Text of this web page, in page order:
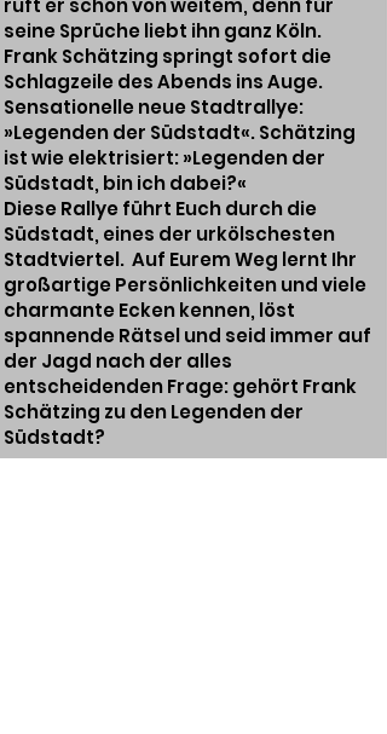
ruft er schon von weitem, denn für
seine Sprüche liebt ihn ganz Köln.
Frank Schätzing springt sofort die
Schlagzeile des Abends ins Auge.
Sensationelle neue Stadtrallye:
»Legenden der Südstadt«. Schätzing
ist wie elektrisiert: »Legenden der
Südstadt, bin ich dabei?«
Diese Rallye führt Euch durch die
Südstadt, eines der urkölschesten
Stadtviertel. Auf Eurem Weg lernt Ihr
großartige Persönlichkeiten und viele
charmante Ecken kennen, löst
spannende Rätsel und seid immer auf
der Jagd nach der alles
entscheidenden Frage: gehört Frank
Schätzing zu den Legenden der
Südstadt?